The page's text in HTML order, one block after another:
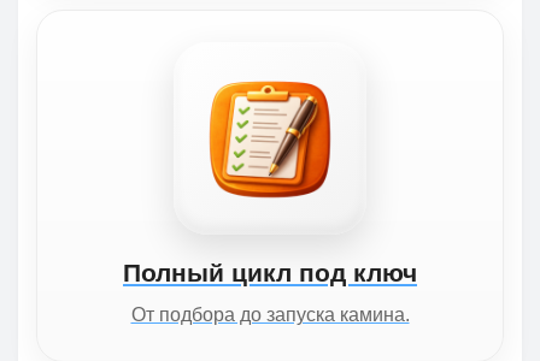
Полный цикл под ключ
От подбора до запуска камина.